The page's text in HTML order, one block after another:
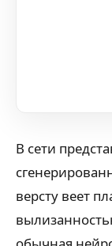
В сети
версту веет